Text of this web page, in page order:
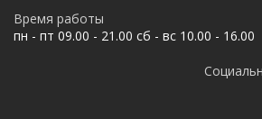
Время работы
пн - пт 09.00 - 21.00 сб - вс 10.00 - 16.00